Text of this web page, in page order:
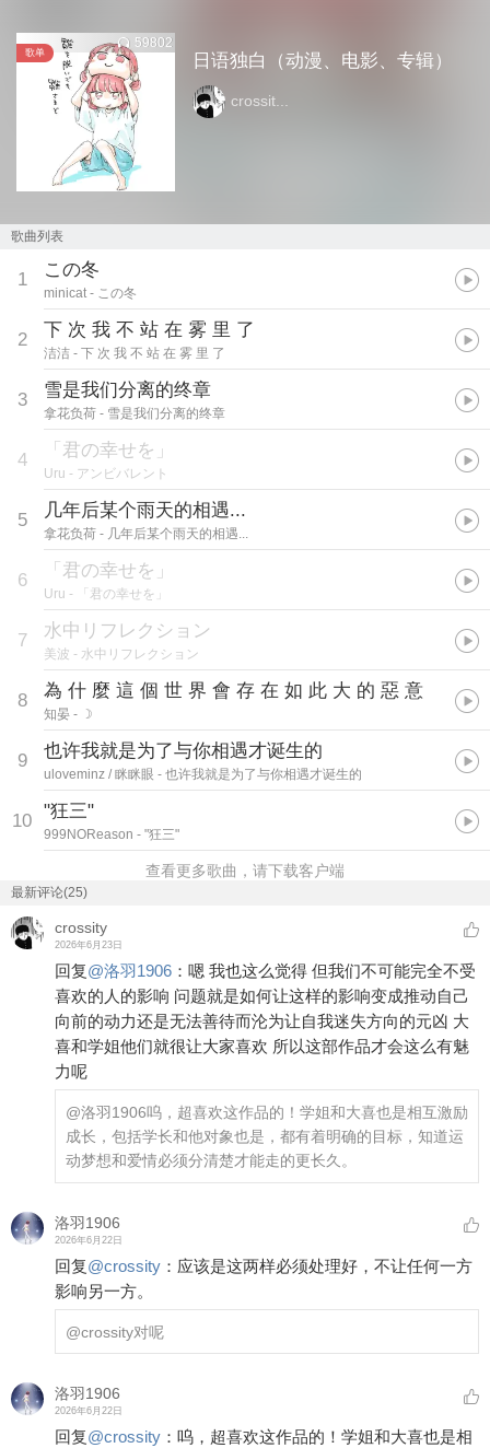
歌单
59802
日语独白（动漫、电影、专辑）
crossit...
歌曲列表
1 この冬
minicat - この冬
2 下 次 我 不 站 在 雾 里 了
洁洁 - 下 次 我 不 站 在 雾 里 了
3 雪是我们分离的终章
拿花负荷 - 雪是我们分离的终章
4 「君の幸せを」
Uru - アンビバレント
5 几年后某个雨天的相遇...
拿花负荷 - 几年后某个雨天的相遇...
6 「君の幸せを」
Uru - 「君の幸せを」
7 水中リフレクション
美波 - 水中リフレクション
8 為 什 麼 這 個 世 界 會 存 在 如 此 大 的 惡 意
知晏 - ☽
9 也许我就是为了与你相遇才诞生的
uloveminz / 眯眯眼 - 也许我就是为了与你相遇才诞生的
10 "狂三"
999NOReason - "狂三"
查看更多歌曲，请下载客户端
最新评论(25)
crossity
2026年6月23日
回复@洛羽1906 ： 嗯 我也这么觉得 但我们不可能完全不受
喜欢的人的影响 问题就是如何让这样的影响变成推动自己
向前的动力还是无法善待而沦为让自我迷失方向的元凶 大
喜和学姐他们就很让大家喜欢 所以这部作品才会这么有魅
力呢
@洛羽1906呜，超喜欢这作品的！学姐和大喜也是相互激励
成长，包括学长和他对象也是，都有着明确的目标，知道运
动梦想和爱情必须分清楚才能走的更长久。
洛羽1906
2026年6月22日
回复@crossity ： 应该是这两样必须处理好，不让任何一方
影响另一方。
@crossity对呢
洛羽1906
2026年6月22日
回复@crossity ： 呜，超喜欢这作品的！学姐和大喜也是相